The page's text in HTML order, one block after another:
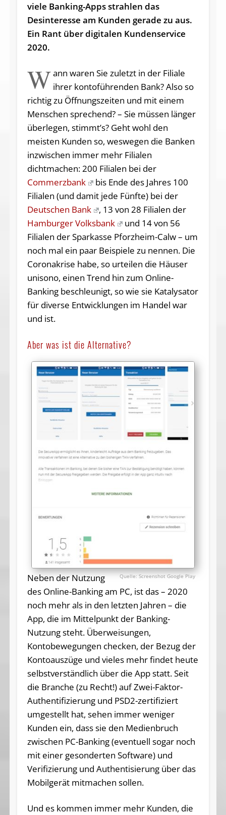
viele Banking-Apps strahlen das
Desinteresse am Kunden gerade zu aus.
Ein Rant über digitalen Kundenservice
2020.
Wann waren Sie zuletzt in der Filiale
ihrer kontoführenden Bank? Also so
richtig zu Öffnungszeiten und mit einem
Menschen sprechend? – Sie müssen länger
überlegen, stimmt’s? Geht wohl den
meisten Kunden so, weswegen die Banken
inzwischen immer mehr Filialen
dichtmachen: 200 Filialen bei der
Commerzbank
bis Ende des Jahres 100
Filialen (und damit jede Fünfte) bei der
Deutschen Bank
, 13 von 28 Filialen der
Hamburger Volksbank
und 14 von 56
Filialen der Sparkasse Pforzheim-Calw – um
noch mal ein paar Beispiele zu nennen. Die
Coronakrise habe, so urteilen die Häuser
unisono, einen Trend hin zum Online-
Banking beschleunigt, so wie sie Katalysator
für diverse Entwicklungen im Handel war
und ist.
Aber was ist die Alternative?
Screenshot Google Play
Neben der Nutzung
des Online-Banking am PC, ist das – 2020
noch mehr als in den letzten Jahren – die
App, die im Mittelpunkt der Banking-
Nutzung steht. Überweisungen,
Kontobewegungen checken, der Bezug der
Kontoauszüge und vieles mehr findet heute
selbstverständlich über die App statt. Seit
die Branche (zu Recht!) auf Zwei-Faktor-
Authentifizierung und PSD2-zertifiziert
umgestellt hat, sehen immer weniger
Kunden ein, dass sie den Medienbruch
zwischen PC-Banking (eventuell sogar noch
mit einer gesonderten Software) und
Verifizierung und Authentisierung über das
Mobilgerät mitmachen sollen.
Und es kommen immer mehr Kunden, die